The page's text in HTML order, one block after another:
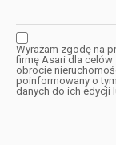
Wyrażam zgodę na
firmę Asari dla
obrocie
poinformowany o
danych do ich edycji